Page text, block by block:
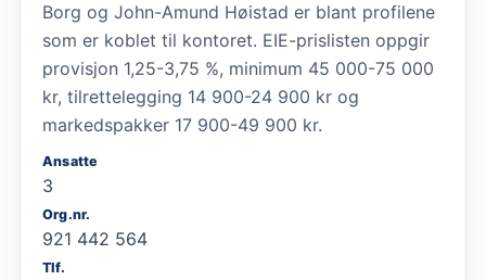
Borg og John-Amund Høistad er blant profilene
som er koblet til kontoret. EIE-prislisten oppgir
provisjon 1,25-3,75 %, minimum 45 000-75 000
kr, tilrettelegging 14 900-24 900 kr og
markedspakker 17 900-49 900 kr.
Ansatte
3
Org.nr.
921 442 564
Tlf.